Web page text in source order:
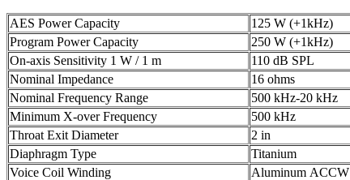
AES Power Capacity
125 W (+1kHz)
Program Power Capacity
250 W (+1kHz)
On-axis Sensitivity 1 W / 1 m
110 dB SPL
Nominal Impedance
16 ohms
Nominal Frequency Range
500 kHz-20 kHz
Minimum X-over Frequency
500 kHz
Throat Exit Diameter
2 in
Diaphragm Type
Titanium
Voice Coil Winding
Aluminum ACCW